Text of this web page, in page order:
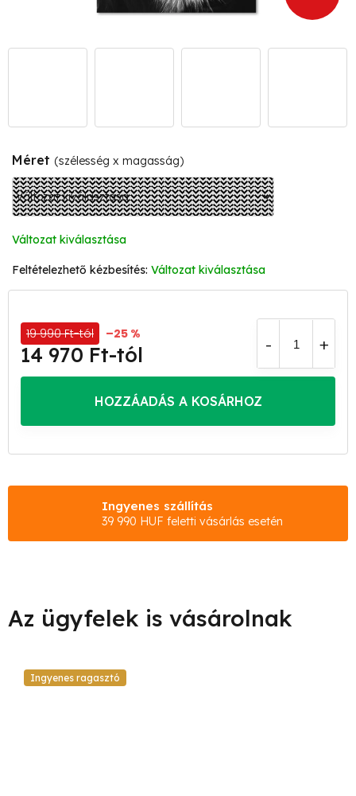
Méret (szélesség x magasság)
Változat kiválasztása
Változat kiválasztása
19 990 Ft-tól –25 %
14 970 Ft-tól
HOZZÁADÁS A KOSÁRHOZ
Ingyenes szállítás
39 990 HUF feletti vásárlás esetén
Ingyenes ragasztó